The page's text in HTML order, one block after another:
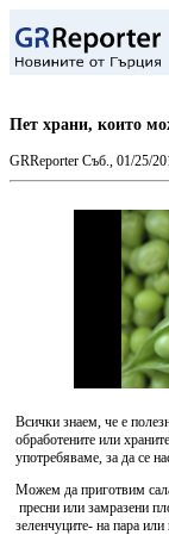
Пет храни, които
GRReporter Съб., 01/25/
Всички знаем, че е
обработените или
употребяваме, за да се
Можем да приготвим
пресни или замразени
зеленчуците- на пара или